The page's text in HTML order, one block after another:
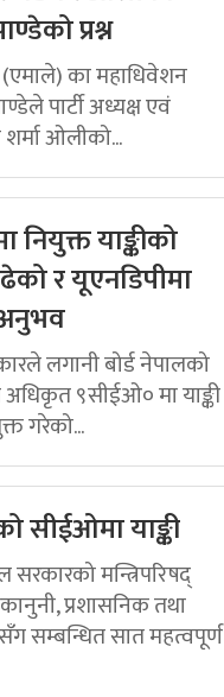
प्रश्न
का महाधिवेशन
पार्टी अध्यक्ष एवं
शर्मा ओलीको...
नियुक्त याङ्कीको
र यूएनडिपीमा
लगानी बोर्ड नेपालको
अधिकृत ९सीईओ० मा याङ्की
गरेको...
सीईओमा याङ्की
मन्त्रिपरिषद्
प्रशासनिक तथा
सम्बन्धित सात महत्वपूर्ण